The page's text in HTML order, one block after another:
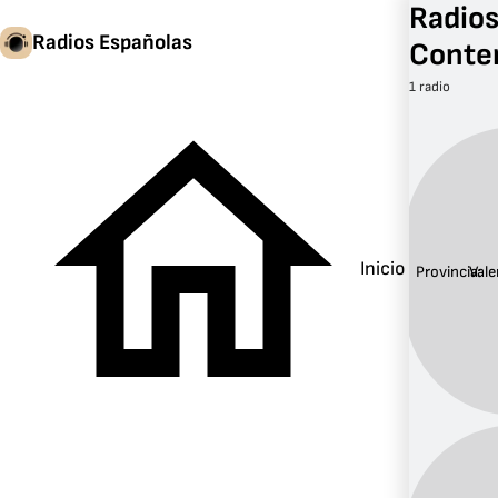
Radios Españolas
Inicio
1 radio
Provincia: